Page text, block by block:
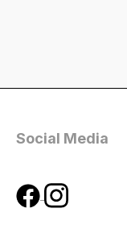
Social Media